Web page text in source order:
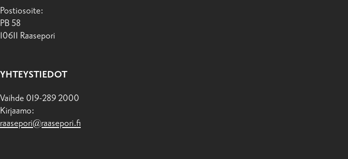
Postiosoite:
PB 58
10611 Raasepori
YHTEYSTIEDOT
Vaihde 019-289 2000
Kirjaamo:
raasepori@raasepori.fi